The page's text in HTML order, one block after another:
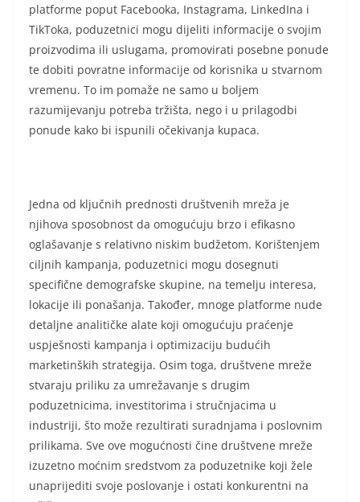
platforme poput Facebooka, Instagrama, LinkedIna i
TikToka, poduzetnici mogu dijeliti informacije o svojim
proizvodima ili uslugama, promovirati posebne ponude
te dobiti povratne informacije od korisnika u stvarnom
vremenu. To im pomaže ne samo u boljem
razumijevanju potreba tržišta, nego i u prilagodbi
ponude kako bi ispunili očekivanja kupaca.
Jedna od ključnih prednosti društvenih mreža je
njihova sposobnost da omogućuju brzo i efikasno
oglašavanje s relativno niskim budžetom. Korištenjem
ciljnih kampanja, poduzetnici mogu dosegnuti
specifične demografske skupine, na temelju interesa,
lokacije ili ponašanja. Također, mnoge platforme nude
detaljne analitičke alate koji omogućuju praćenje
uspješnosti kampanja i optimizaciju budućih
marketinških strategija. Osim toga, društvene mreže
stvaraju priliku za umrežavanje s drugim
poduzetnicima, investitorima i stručnjacima u
industriji, što može rezultirati suradnjama i poslovnim
prilikama. Sve ove mogućnosti čine društvene mreže
izuzetno moćnim sredstvom za poduzetnike koji žele
unaprijediti svoje poslovanje i ostati konkurentni na